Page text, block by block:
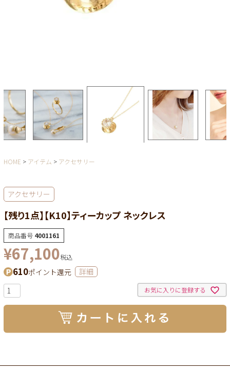
HOME アイテム アクセサリー
アクセサリー
【残り1点】【K10】ティーカップ ネックレス
商品番号 4001161
¥67,100税込
610ポイント還元 詳細
お気に入りに登録する